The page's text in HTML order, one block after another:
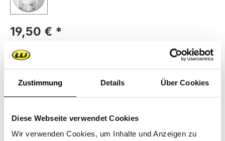
Zustimmung Details Über Cookies
Diese Webseite verwendet Cookies
Wir verwenden Cookies, um Inhalte und Anzeigen zu
Regulärer Preis:
19,50 €
Versandfertig in 3 Tagen, Lieferzeit 1-3 Tage
Produkt Anzahl: Gib denIn den Warenkorb